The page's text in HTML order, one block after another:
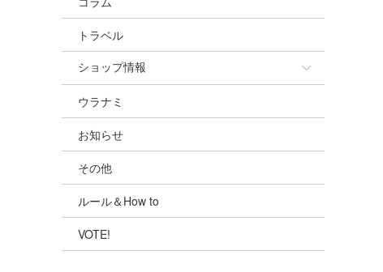
トラベル
ショップ情報
ショップ情報
湘南
千葉北
伊豆
千葉南
ウラナミ
お知らせ
その他
ルール＆How to
VOTE!